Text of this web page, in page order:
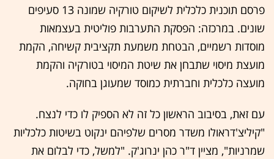
פרסם תוכנית כלכלית לשיקום טורקיה שמונה 13 סעיפים
שונים. במרכזה: הפסקת התערבות פוליטית בעצמאות
מוסדות רשמיים, הבטחת משמעת תקציבית קשיחה, הקמת
מועצת מיסוי שתבחן את שיטת המיסוי בטורקיה והקמת
מועצה כלכלית וחברתית כמוסד שמעוגן בחוקה.
עם זאת, בסיבוב הראשון כל זה לא הספיק לו כדי לנצח.
"קיליצ'דראולו משדר מסרים שלפיהם ינקוט בשיטות כלכליות
שמרניות", מציין ד"ר כהן ינרוג'ק. "למשל, כדי לבלום את